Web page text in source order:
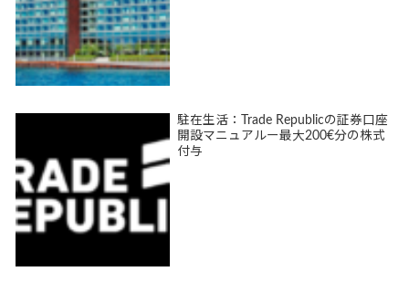
駐在生活：Trade Republicの証券口座
開設マニュアルー最大200€分の株式
付与